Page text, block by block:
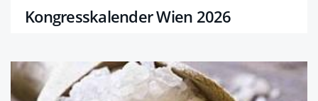
Kongresskalender Wien 2026